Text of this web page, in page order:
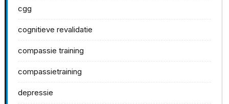
cgg
cognitieve revalidatie
compassie training
compassietraining
depressie